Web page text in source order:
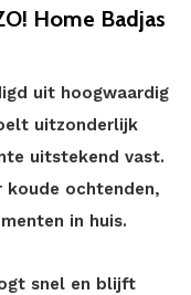
Home Badjas
uit hoogwaardig
uitzonderlijk
uitstekend vast.
koude ochtenden,
in huis.
snel en blijft